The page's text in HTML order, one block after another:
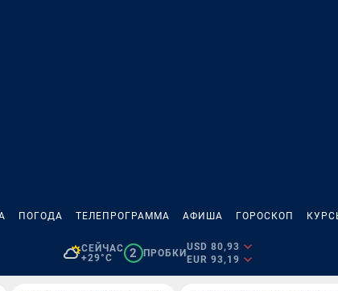
ПОГОДА ТЕЛЕПРОГРАММА АФИША ГОРОСКОП
СЕЙЧАС
+29°C
2 ПРОБКИ
USD 80,93
EUR 93,19